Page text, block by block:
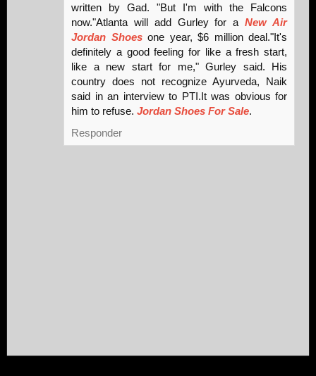
written by Gad. "But I'm with the Falcons
now."Atlanta will add Gurley for aNew Air
Jordan Shoesone year, $6 million deal."It's
definitely a good feeling for like a fresh start,
like a new start for me," Gurley said. His
country does not recognize Ayurveda, Naik
said in an interview to PTI.It was obvious for
him to refuse. Jordan Shoes For Sale.
Responder